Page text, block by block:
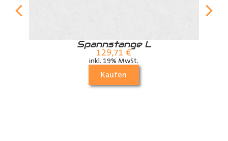
Spannstange L
129,71 €
inkl. 19% MwSt.
Kaufen